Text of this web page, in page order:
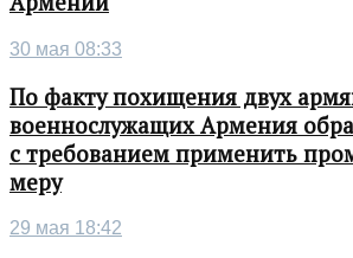
30 мая 08:33
По факту похищения двух
военнослужащих Армения
с требованием применить
меру
29 мая 18:42